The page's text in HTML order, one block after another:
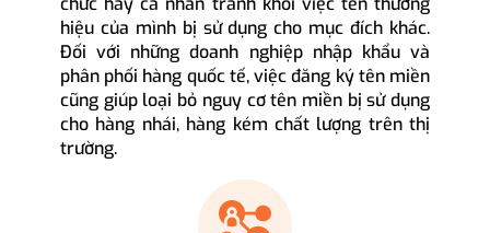
hiệu của mình bị sử dụng cho mục đích khác.
Đối với những doanh nghiệp nhập khẩu và
phân phối hàng quốc tế, việc đăng ký tên miền
cũng giúp loại bỏ nguy cơ tên miền bị sử dụng
cho hàng nhái, hàng kém chất lượng trên thị
trường.